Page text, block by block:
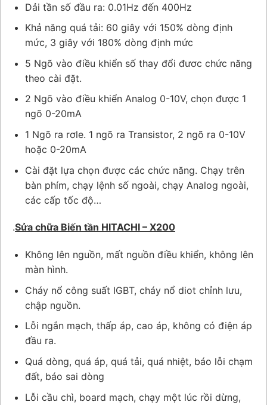
Dải tần số đầu ra: 0.01Hz đến 400Hz
Khả năng quá tải: 60 giây với 150% dòng định
mức, 3 giây với 180% dòng định mức
5 Ngõ vào điều khiển số thay đổi đươc chức năng
theo cài đặt.
2 Ngõ vào điều khiển Analog 0-10V, chọn được 1
ngõ 0-20mA
1 Ngõ ra rơle. 1 ngõ ra Transistor, 2 ngõ ra 0-10V
hoặc 0-20mA
Cài đặt lựa chọn được các chức năng. Chạy trên
bàn phím, chạy lệnh số ngoài, chạy Analog ngoài,
các cấp tốc độ…
.Sửa chữa Biến tần HITACHI – X200
Không lên nguồn, mất nguồn điều khiển, không lên
màn hình.
Cháy nổ công suất IGBT, cháy nổ diot chỉnh lưu,
chập nguồn.
Lỗi ngắn mạch, thấp áp, cao áp, không có điện áp
đầu ra.
Quá dòng, quá áp, quá tải, quá nhiệt, báo lỗi chạm
đất, báo sai dòng
Lỗi cầu chì, board mạch, chạy một lúc rồi dừng,